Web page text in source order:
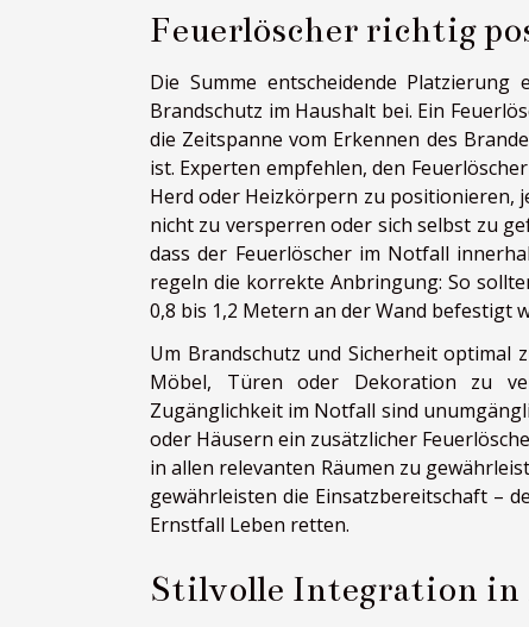
Feuerlöscher richtig
Die Summe entscheidende
Brandschutz im Haushalt bei. Ein
die Zeitspanne vom Erkennen des
ist. Experten empfehlen, den
Herd oder Heizkörpern zu positionieren,
nicht zu versperren oder sich selbst zu
dass der Feuerlöscher im Notfall
regeln die korrekte Anbringung: So
0,8 bis 1,2 Metern an der Wand befestigt
Um Brandschutz und Sicherheit optimal
Möbel, Türen oder Dekoration zu
Zugänglichkeit im Notfall sind
oder Häusern ein zusätzlicher
in allen relevanten Räumen zu
gewährleisten die Einsatzbereitschaft –
Ernstfall Leben retten.
Stilvolle Integration